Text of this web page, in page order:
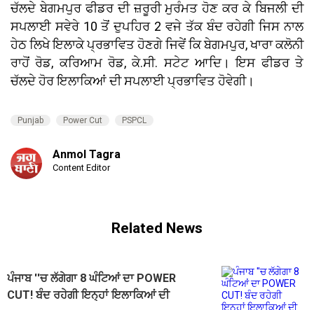
ਚੱਲਦੇ ਬੇਗਮਪੁਰ ਫੀਡਰ ਦੀ ਜ਼ਰੂਰੀ ਮੁਰੰਮਤ ਹੋਣ ਕਰ ਕੇ ਬਿਜਲੀ ਦੀ
ਸਪਲਾਈ ਸਵੇਰੇ 10 ਤੋਂ ਦੁਪਹਿਰ 2 ਵਜੇ ਤੱਕ ਬੰਦ ਰਹੇਗੀ ਜਿਸ ਨਾਲ
ਹੇਠ ਲਿਖੇ ਇਲਾਕੇ ਪ੍ਰਭਾਵਿਤ ਹੋਣਗੇ ਜਿਵੇਂ ਕਿ ਬੇਗਮਪੁਰ, ਖਾਰਾ ਕਲੋਨੀ
ਰਾਹੋਂ ਰੋਡ, ਕਰਿਆਮ ਰੋਡ, ਕੇ.ਸੀ. ਸਟੇਟ ਆਦਿ। ਇਸ ਫੀਡਰ ਤੇ
ਚੱਲਦੇ ਹੋਰ ਇਲਾਕਿਆਂ ਦੀ ਸਪਲਾਈ ਪ੍ਰਭਾਵਿਤ ਹੋਵੇਗੀ।
Punjab Power Cut PSPCL
Anmol Tagra
Content Editor
Related News
ਪੰਜਾਬ ''ਚ ਲੱਗੇਗਾ 8 ਘੰਟਿਆਂ ਦਾ POWER
CUT! ਬੰਦ ਰਹੇਗੀ ਇਨ੍ਹਾਂ ਇਲਾਕਿਆਂ ਦੀ